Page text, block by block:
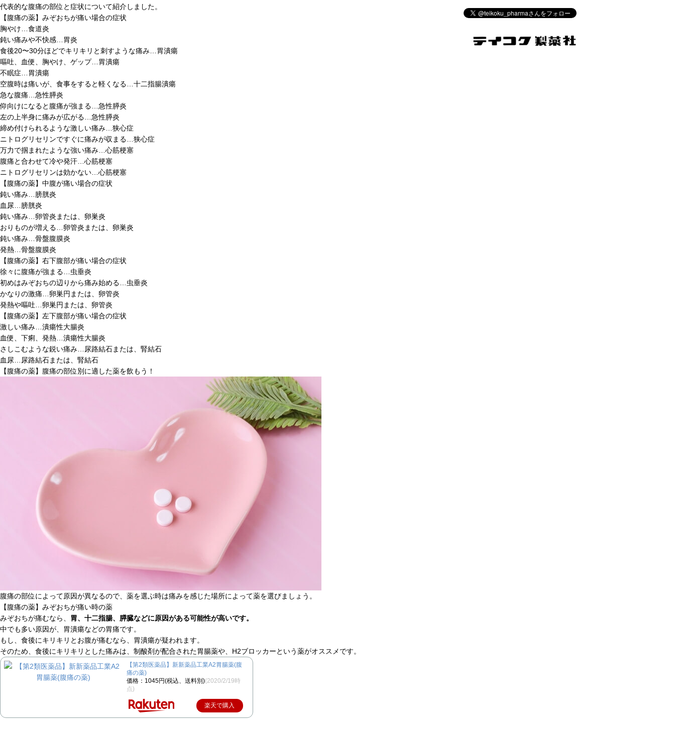
代表的な腹痛の部位と症状について紹介しました。
【腹痛の薬】みぞおちが痛い場合の症状
胸やけ…食道炎
鈍い痛みや不快感…胃炎
食後20〜30分ほどでキリキリと刺すような痛み…胃潰瘍
嘔吐、血便、胸やけ、ゲップ…胃潰瘍
不眠症…胃潰瘍
空腹時は痛いが、食事をすると軽くなる…十二指腸潰瘍
急な腹痛…急性膵炎
仰向けになると腹痛が強まる…急性膵炎
左の上半身に痛みが広がる…急性膵炎
締め付けられるような激しい痛み…狭心症
ニトログリセリンですぐに痛みが収まる…狭心症
万力で掴まれたような強い痛み…心筋梗塞
腹痛と合わせて冷や発汗…心筋梗塞
ニトログリセリンは効かない…心筋梗塞
【腹痛の薬】中腹が痛い場合の症状
鈍い痛み…膀胱炎
血尿…膀胱炎
鈍い痛み…卵管炎または、卵巣炎
おりものが増える…卵管炎または、卵巣炎
鈍い痛み…骨盤腹膜炎
発熱…骨盤腹膜炎
【腹痛の薬】右下腹部が痛い場合の症状
徐々に腹痛が強まる…虫垂炎
初めはみぞおちの辺りから痛み始める…虫垂炎
かなりの激痛…卵巣円または、卵管炎
発熱や嘔吐…卵巣円または、卵管炎
【腹痛の薬】左下腹部が痛い場合の症状
激しい痛み…潰瘍性大腸炎
血便、下痢、発熱…潰瘍性大腸炎
さしこむような鋭い痛み…尿路結石または、腎結石
血尿…尿路結石または、腎結石
【腹痛の薬】腹痛の部位別に適した薬を飲もう！
腹痛の部位によって原因が異なるので、薬を選ぶ時は痛みを感じた場所によって薬を選びましょう。
【腹痛の薬】みぞおちが痛い時の薬
みぞおちが痛むなら、
胃、十二指腸、膵臓などに原因がある可能性が高いです。
中でも多い原因が、胃潰瘍などの胃痛です。
もし、食後にキリキリとお腹が痛むなら、胃潰瘍が疑われます。
そのため、食後にキリキリとした痛みは、制酸剤が配合された胃腸薬や、H2ブロッカーという薬がオススメです。
【第2類医薬品】新新薬品工業A2胃腸薬(腹
痛の薬)
価格：1045円(税込、送料別)(2020/2/19時
点)
楽天で購入